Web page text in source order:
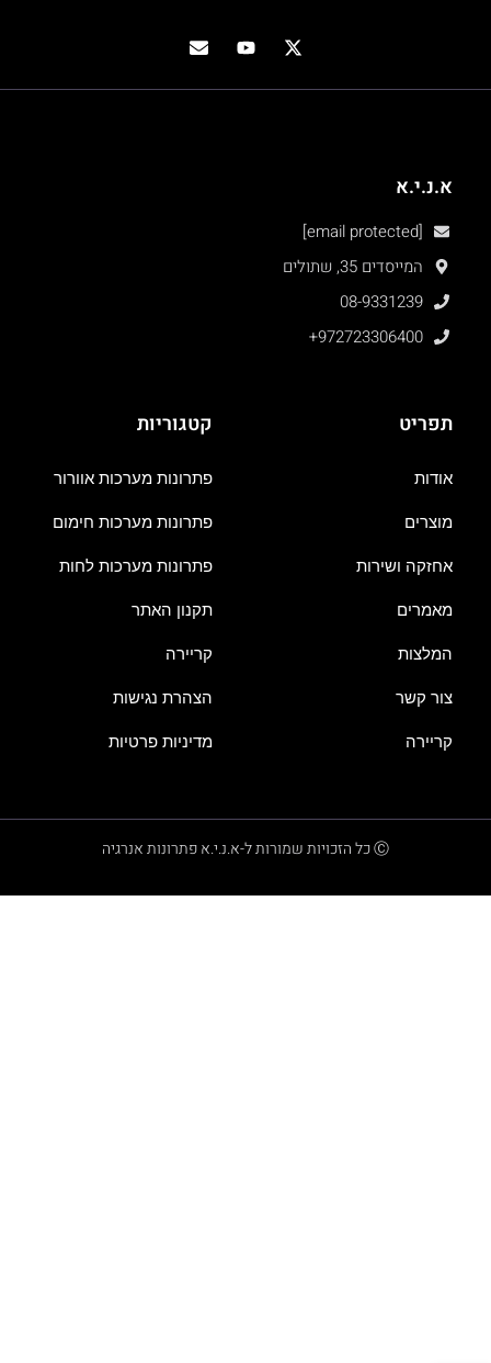
א.נ.י.א
[email protected]
המייסדים 35, שתולים
08-9331239
+972723306400
תפריט
אודות
מוצרים
אחזקה ושירות
מאמרים
המלצות
צור קשר
קריירה
קטגוריות
פתרונות מערכות אוורור
פתרונות מערכות חימום
פתרונות מערכות לחות
תקנון האתר
קריירה
הצהרת נגישות
מדיניות פרטיות
Ⓒ כל הזכויות שמורות ל-א.נ.י.א פתרונות אנרגיה